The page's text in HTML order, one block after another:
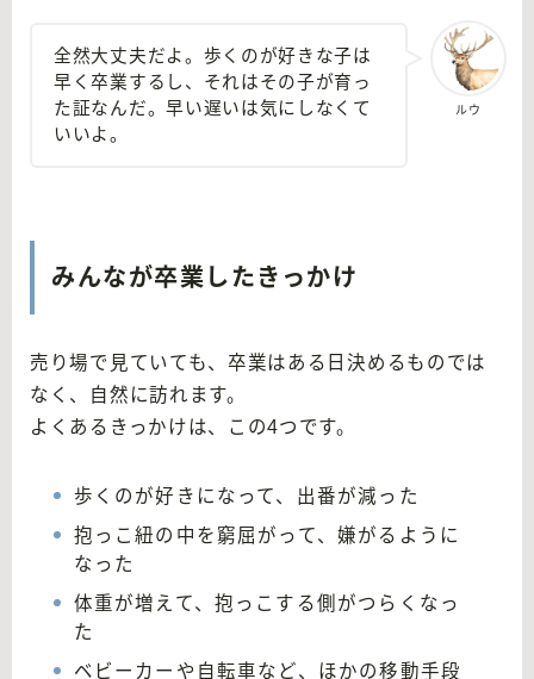
ルウ
全然大丈夫だよ。歩くのが好きな子は
早く卒業するし、それはその子が育っ
た証なんだ。早い遅いは気にしなくて
いいよ。
みんなが卒業したきっかけ
売り場で見ていても、卒業はある日決めるものでは
なく、自然に訪れます。
よくあるきっかけは、この4つです。
歩くのが好きになって、出番が減った
抱っこ紐の中を窮屈がって、嫌がるように
なった
体重が増えて、抱っこする側がつらくなっ
た
ベビーカーや自転車など、ほかの移動手段